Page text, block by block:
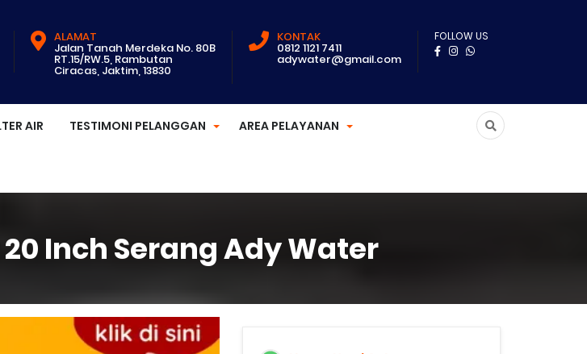
ALAMAT
Jalan Tanah Merdeka No. 80B
RT.15/RW.5, Rambutan
Ciracas, Jaktim, 13830
KONTAK
0812 1121 7411
adywater@gmail.com
FOLLOW US
AIR TESTIMONI PELANGGAN AREA PELAYANAN
Inch Serang Ady Water